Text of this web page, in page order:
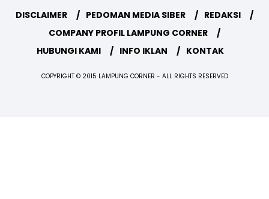
DISCLAIMER PEDOMAN MEDIA SIBER
REDAKSI
COMPANY PROFIL LAMPUNG CORNER
HUBUNGI KAMI
INFO IKLAN KONTAK
COPYRIGHT © 2015 LAMPUNG CORNER - ALL RIGHTS RESERVED